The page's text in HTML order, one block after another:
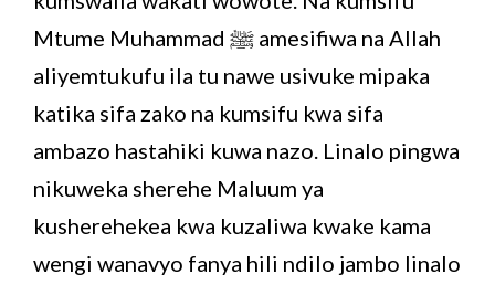
Mtume Muhammad ﷺ amesifiwa na Allah
aliyemtukufu ila tu nawe usivuke mipaka
katika sifa zako na kumsifu kwa sifa
ambazo hastahiki kuwa nazo. Linalo pingwa
nikuweka sherehe Maluum ya
kusherehekea kwa kuzaliwa kwake kama
wengi wanavyo fanya hili ndilo jambo linalo